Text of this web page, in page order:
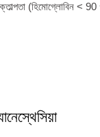
(হিমোগ্লোবিন < 90